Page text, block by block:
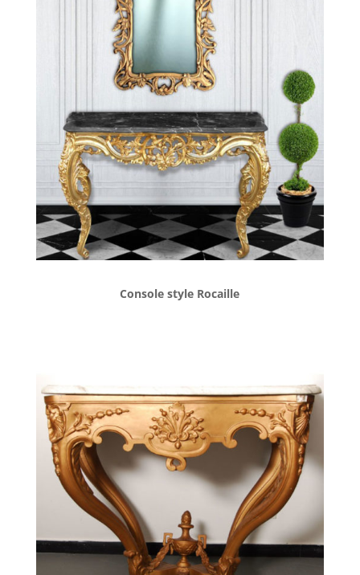
Console style Rocaille